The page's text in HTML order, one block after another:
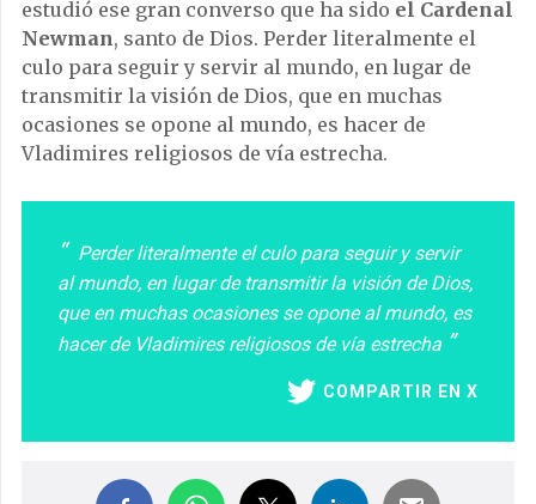
estudió ese gran converso que ha sido el Cardenal
Newman, santo de Dios. Perder literalmente el
culo para seguir y servir al mundo, en lugar de
transmitir la visión de Dios, que en muchas
ocasiones se opone al mundo, es hacer de
Vladimires religiosos de vía estrecha.
Perder literalmente el culo para seguir y servir
al mundo, en lugar de transmitir la visión de Dios,
que en muchas ocasiones se opone al mundo, es
hacer de Vladimires religiosos de vía estrecha
COMPARTIR EN X